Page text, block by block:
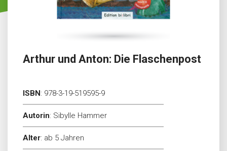
Arthur und Anton: Die Flaschenpost
ISBN: 978-3-19-519595-9
Autorin: Sibylle Hammer
Alter: ab 5 Jahren